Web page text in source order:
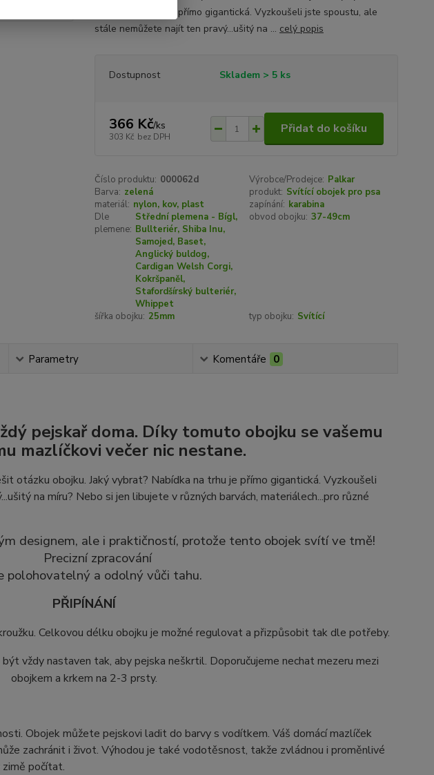
Nabídka na trhu je přímo gigantická. Vyzkoušeli jste spoustu, ale
stále nemůžete najít ten pravý...ušitý na ... celý popis
Dostupnost Skladem > 5 ks
366 Kč/ks
303 Kč bez DPH
Přidat do košíku
Číslo produktu: 000062d Výrobce/Prodejce: Palkar
Barva: zelená produkt: Svítící obojek pro psa
materiál: nylon, kov, plast zapínání: karabina
Dle
plemene:
Střední plemena - Bígl,
Bullteriér, Shiba Inu,
Samojed, Baset,
Anglický buldog,
Cardigan Welsh Corgi,
Kokršpaněl,
Stafordšírský bulteriér,
Whippet
obvod obojku: 37-49cm
šířka obojku: 25mm typ obojku: Svítící
Parametry Komentáře 0
pejskař doma. Díky tomuto obojku se vašemu
mazlíčkovi večer nic nestane.
otázku obojku. Jaký vybrat? Nabídka na trhu je přímo gigantická. Vyzkoušeli
na míru? Nebo si jen libujete v různých barvách, materiálech...pro různé
designem, ale i praktičností, protože tento obojek svítí ve tmě!
Precizní zpracování
polohovatelný a odolný vůči tahu.
PŘIPÍNÁNÍ
Celkovou délku obojku je možné regulovat a přizpůsobit tak dle potřeby.
vždy nastaven tak, aby pejska neškrtil. Doporučujeme nechat mezeru mezi
obojkem a krkem na 2-3 prsty.
Obojek můžete pejskovi ladit do barvy s vodítkem. Váš domácí mazlíček
zachránit i život. Výhodou je také vodotěsnost, takže zvládnou i proměnlivé
počítat.